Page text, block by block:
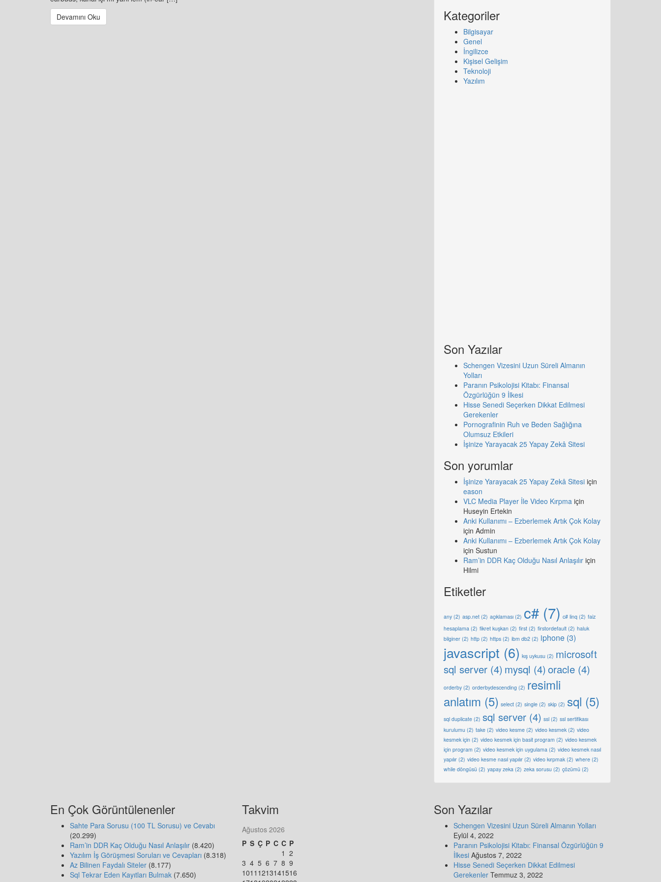
Devamını Oku
Kategoriler
Bilgisayar
Genel
İngilizce
Kişisel Gelişim
Teknoloji
Yazılım
Son Yazılar
Schengen Vizesini Uzun Süreli Almanın
Yolları
Paranın Psikolojisi Kitabı: Finansal
Özgürlüğün 9 İlkesi
Hisse Senedi Seçerken Dikkat Edilmesi
Gerekenler
Pornografinin Ruh ve Beden Sağlığına
Olumsuz Etkileri
İşinize Yarayacak 25 Yapay Zekâ Sitesi
Son yorumlar
İşinize Yarayacak 25 Yapay Zekâ Sitesi için
eason
VLC Media Player İle Video Kırpma için
Huseyin Ertekin
Anki Kullanımı – Ezberlemek Artık Çok Kolay
için Admin
Anki Kullanımı – Ezberlemek Artık Çok Kolay
için Sustun
Ram’in DDR Kaç Olduğu Nasıl Anlaşılır için
Hilmi
Etiketler
any (2) asp.net (2) açıklaması (2) c# (7) c# linq (2) faiz
hesaplama (2) fikret kuşkan (2) first (2) firstordefault (2) haluk
bilginer (2) http (2) https (2) ibm db2 (2) iphone (3)
javascript (6) kış uykusu (2) microsoft
sql server (4) mysql (4)oracle (4)
orderby (2) orderbydescending (2) resimli
anlatım (5) select (2) single (2) skip (2) sql (5)
sql duplicate (2) sql server (4) ssl (2) ssl sertifikası
kurulumu (2) take (2) video kesme (2) video kesmek (2) video
kesmek için (2) video kesmek için basit program (2) video kesmek
için program (2) video kesmek için uygulama (2) video kesmek nasıl
yapılır (2) video kesme nasıl yapılır (2) video kırpmak (2) where (2)
while döngüsü (2) yapay zeka (2) zeka sorusu (2) çözümü (2)
En Çok Görüntülenenler
Sahte Para Sorusu (100 TL Sorusu) ve Cevabı
(20.299)
Ram’in DDR Kaç Olduğu Nasıl Anlaşılır (8.420)
Yazılım İş Görüşmesi Soruları ve Cevapları (8.318)
Az Bilinen Faydalı Siteler (8.177)
Sql Tekrar Eden Kayıtları Bulmak (7.650)
Takvim
Ağustos 2026
P S Ç P C C P
1 2
3 4 5 6 7 8 9
1011 1213141516
Son Yazılar
Schengen Vizesini Uzun Süreli Almanın Yolları
Eylül 4, 2022
Paranın Psikolojisi Kitabı: Finansal Özgürlüğün 9
İlkesi Ağustos 7, 2022
Hisse Senedi Seçerken Dikkat Edilmesi
Gerekenler Temmuz 3, 2022